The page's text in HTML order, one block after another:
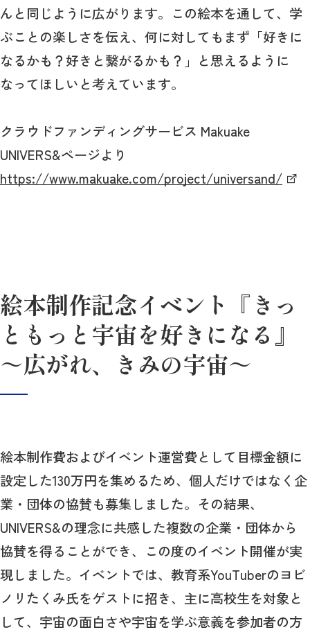
んと同じように広がります。この絵本を通して、学
ぶことの楽しさを伝え、何に対してもまず「好きに
なるかも？好きと繋がるかも？」と思えるように
なってほしいと考えています。
クラウドファンディングサービス Makuake
UNIVERS&ページより
https://www.makuake.com/project/universand/
絵本制作記念イベント『きっ
ともっと宇宙を好きになる』
～広がれ、きみの宇宙～
絵本制作費およびイベント運営費として目標金額に
設定した130万円を集めるため、個人だけではなく企
業・団体の協賛も募集しました。その結果、
UNIVERS&の理念に共感した複数の企業・団体から
協賛を得ることができ、この度のイベント開催が実
現しました。イベントでは、教育系YouTuberのヨビ
ノリたくみ氏をゲストに招き、主に高校生を対象と
して、宇宙の面白さや宇宙を学ぶ意義を参加者の方